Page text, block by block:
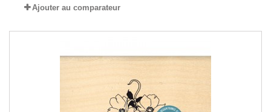
Ajouter au comparateur